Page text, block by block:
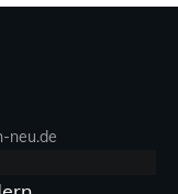
neu.de